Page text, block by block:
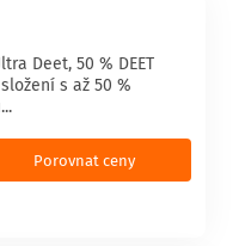
Deet, 50 % DEET
s až 50 %
Porovnat ceny